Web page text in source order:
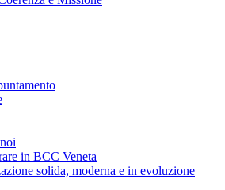
in BCC Veneta
solida, moderna e in evoluzione